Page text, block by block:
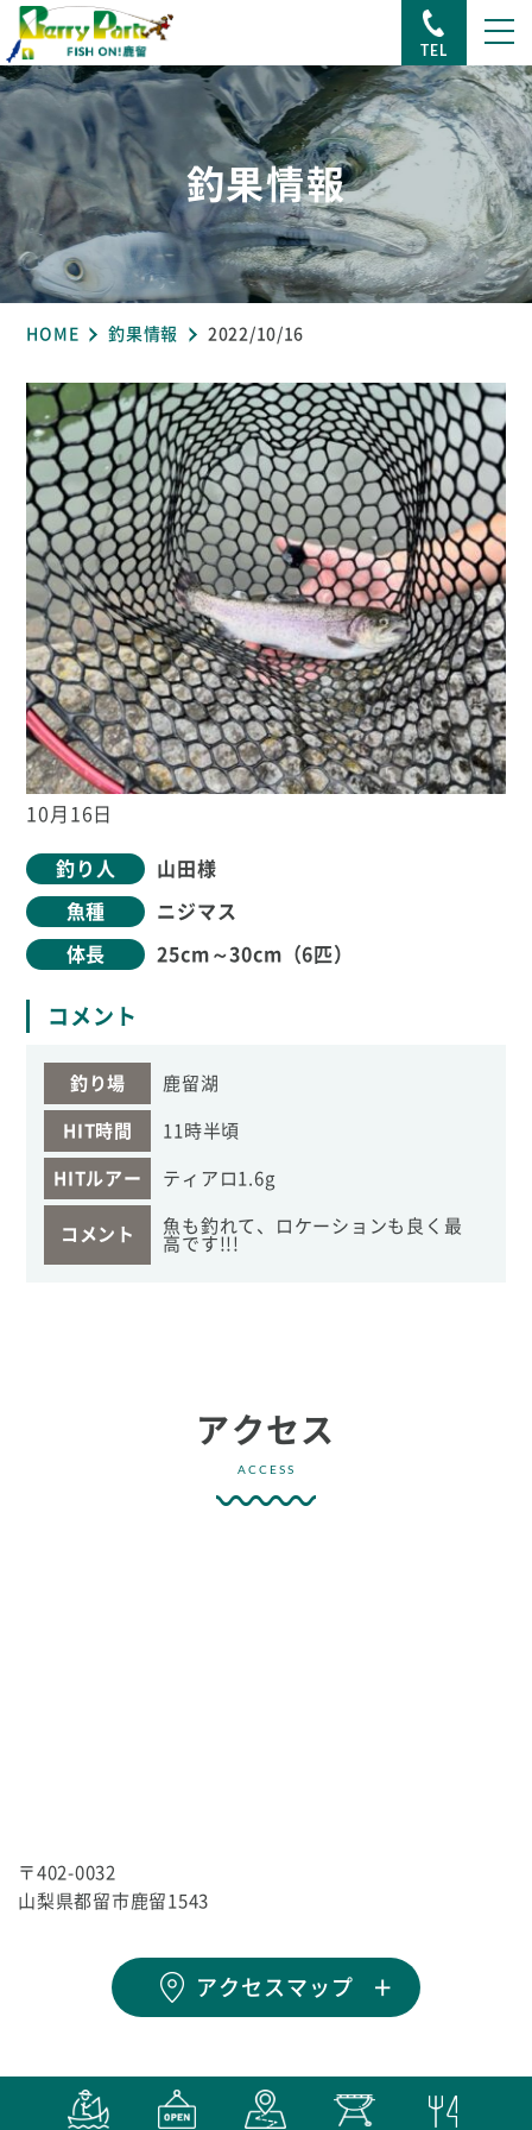
TEL
釣果情報
HOME 釣果情報 2022/10/16
10月16日
釣り人 山田様
魚種 ニジマス
体長 25cm～30cm（6匹）
コメント
釣り場 鹿留湖
HIT時間 11時半頃
HITルアー ティアロ1.6g
コメント
魚も釣れて、ロケーションも良く最
高です!!!
アクセス
ACCESS
〒402-0032
山梨県都留市鹿留1543
アクセスマップ